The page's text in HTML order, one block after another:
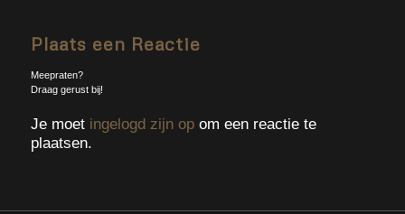
Plaats een Reactie
Meepraten?
Draag gerust bij!
Je moet ingelogd zijn opom een reactie te
plaatsen.